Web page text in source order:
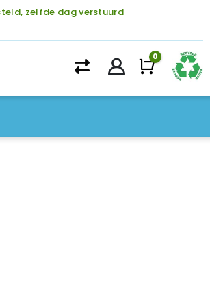
zelfde dag verstuurd
0